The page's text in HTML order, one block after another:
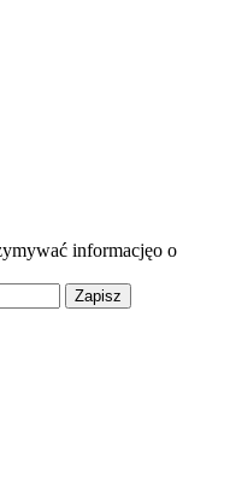
informacjęo o
Zapisz